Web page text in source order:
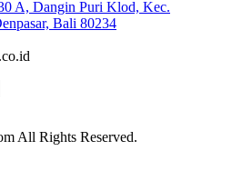
A, Dangin Puri Klod, Kec.
Bali 80234
All Rights Reserved.